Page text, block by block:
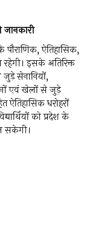
जानकारी
पौराणिक, ऐतिहासिक,
इसके अतिरिक्त
जुड़े सेनानियों,
एवं खेलों से जुड़े
ऐतिहासिक धरोहरों
को प्रदेश के
सकेगी।